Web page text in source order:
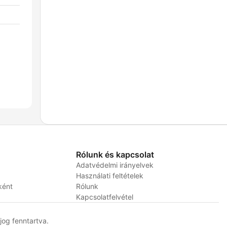
Rólunk és kapcsolat
Adatvédelmi irányelvek
Használati feltételek
Rólunk
Kapcsolatfelvétel
fenntartva.